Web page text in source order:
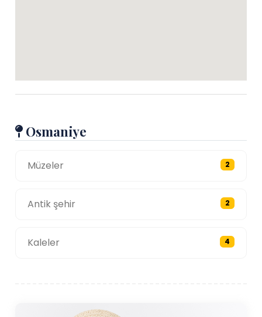
Osmaniye
Müzeler 2
Antik şehir 2
Kaleler 4